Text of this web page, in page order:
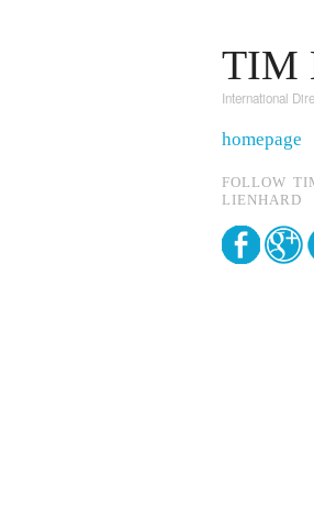
TIM
International
homepage
FOLLOW
LIENHARD